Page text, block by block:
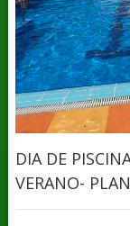
DIA DE
VERANO-